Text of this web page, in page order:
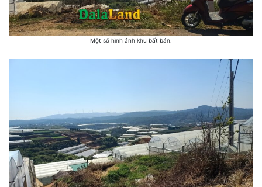
Một số hình ảnh khu bất bán.